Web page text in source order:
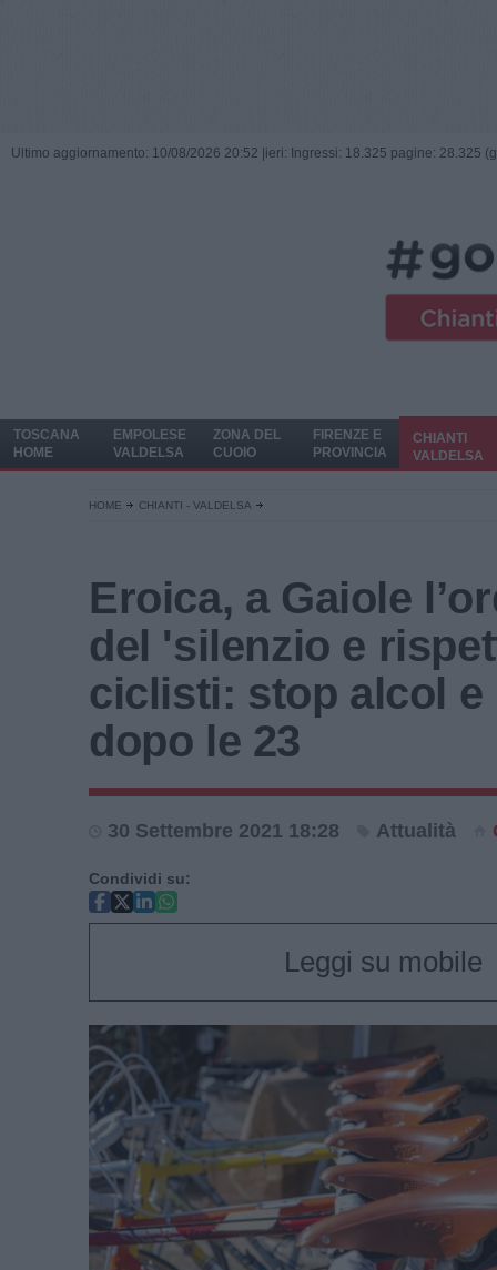
Ultimo aggiornamento: 10/08/2026 20:52 | ieri: Ingressi: 18.325 pagine: 28.325
TOSCANA
HOME
EMPOLESE
VALDELSA
ZONA DEL
CUOIO
FIRENZE E
PROVINCIA
CHIANTI
VALDELSA
HOME CHIANTI - VALDELSA
Eroica, a Gaiole
del 'silenzio e
ciclisti: stop alcol e
dopo le 23
30 Settembre 2021 18:28 Attualità
Condividi su:
Leggi su mobile